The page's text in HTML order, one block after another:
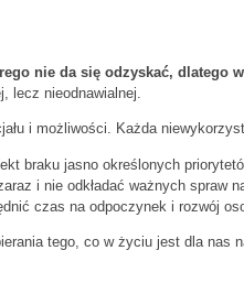
nie da się odzyskać, dlatego
lecz nieodnawialnej.
i możliwości. Każda
braku jasno określonych
i nie odkładać ważnych spraw
czas na odpoczynek i rozwój
tego, co w życiu jest dla nas